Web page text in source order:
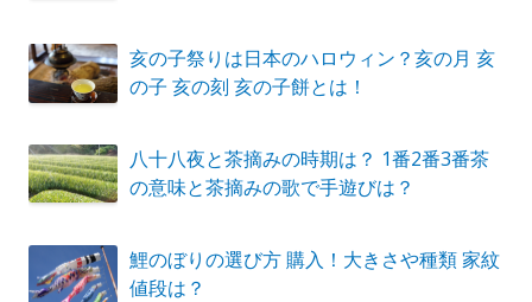
亥の子祭りは日本のハロウィン？亥の月 亥
の子 亥の刻 亥の子餅とは！
八十八夜と茶摘みの時期は？ 1番2番3番茶
の意味と茶摘みの歌で手遊びは？
鯉のぼりの選び方 購入！大きさや種類 家紋
値段は？